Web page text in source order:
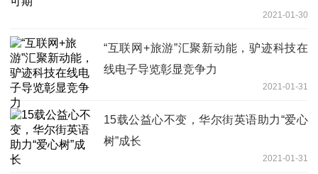
2021-01-30
“互联网+旅游”汇聚新动能，驴迹科技在
线电子导览彰显竞争力
2021-01-31
15载公益心不变，华尔街英语助力“爱心
树”成长
2021-01-31